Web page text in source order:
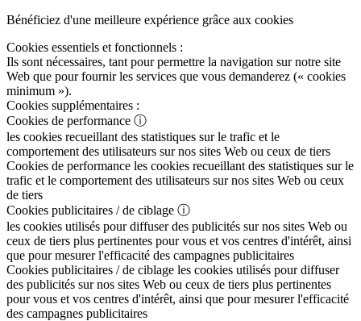
Bénéficiez d'une meilleure expérience grâce aux cookies
Cookies essentiels et fonctionnels :
Ils sont nécessaires, tant pour permettre la navigation sur notre site
Web que pour fournir les services que vous demanderez (« cookies
minimum »).
Cookies supplémentaires :
Cookies de performance ⓘ
les cookies recueillant des statistiques sur le trafic et le
comportement des utilisateurs sur nos sites Web ou ceux de tiers
Cookies de performance les cookies recueillant des statistiques sur le
trafic et le comportement des utilisateurs sur nos sites Web ou ceux
de tiers
Cookies publicitaires / de ciblage ⓘ
les cookies utilisés pour diffuser des publicités sur nos sites Web ou
ceux de tiers plus pertinentes pour vous et vos centres d'intérêt, ainsi
que pour mesurer l'efficacité des campagnes publicitaires
Cookies publicitaires / de ciblage les cookies utilisés pour diffuser
des publicités sur nos sites Web ou ceux de tiers plus pertinentes
pour vous et vos centres d'intérêt, ainsi que pour mesurer l'efficacité
des campagnes publicitaires